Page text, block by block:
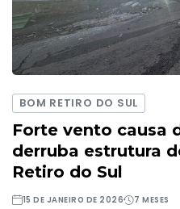
BOM RETIRO DO SUL
Forte vento causa
derruba estrutura
Retiro do Sul
15 DE JANEIRO DE 2026 7 MESES